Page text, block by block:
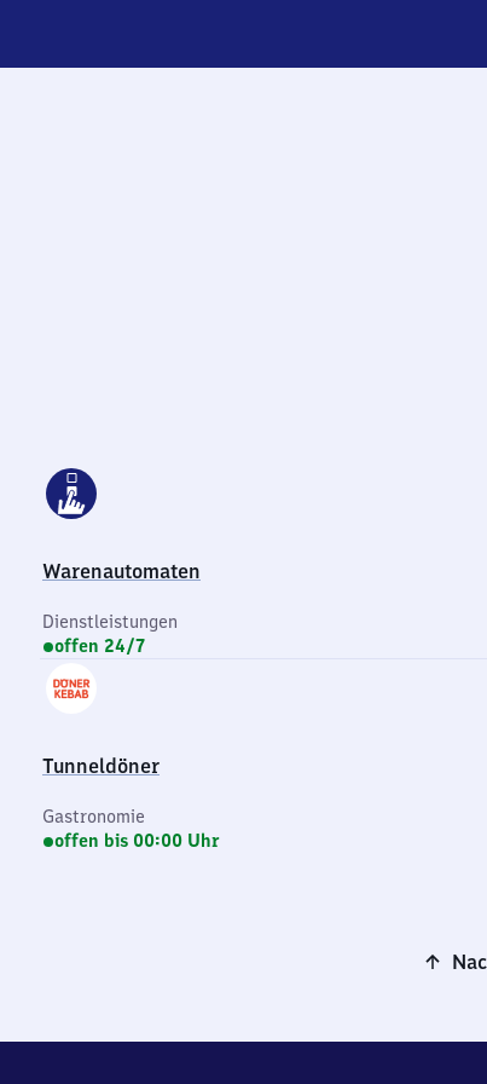
Warenautomaten
Dienstleistungen
offen 24/7
Tunneldöner
Gastronomie
offen bis 00:00 Uhr